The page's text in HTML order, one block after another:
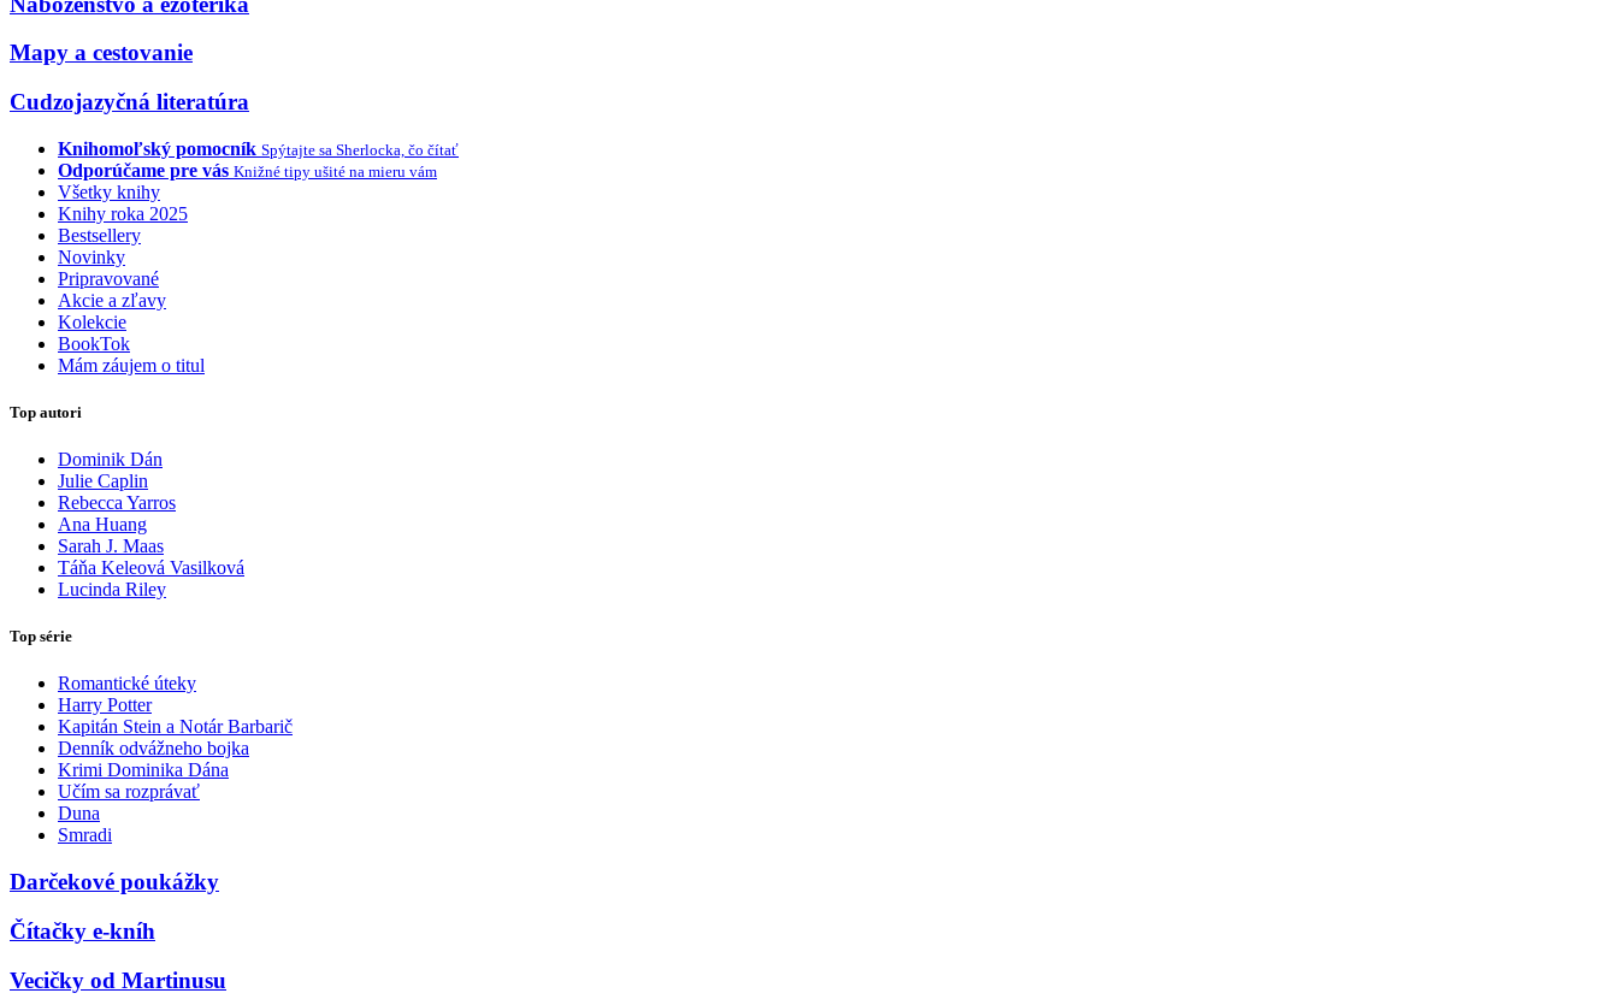
Mapy a cestovanie
Cudzojazyčná literatúra
Knihomoľský pomocník Spýtajte sa Sherlocka, čo čítať
Odporúčame pre vás Knižné tipy ušité na mieru vám
Všetky knihy
Knihy roka 2025
Bestsellery
Novinky
Pripravované
Akcie a zľavy
Kolekcie
BookTok
Mám záujem o titul
Top autori
Dominik Dán
Julie Caplin
Rebecca Yarros
Ana Huang
Sarah J. Maas
Táňa Keleová Vasilková
Lucinda Riley
Top série
Romantické úteky
Harry Potter
Kapitán Stein a Notár Barbarič
Denník odvážneho bojka
Krimi Dominika Dána
Učím sa rozprávať
Duna
Smradi
Darčekové poukážky
Čítačky e-kníh
Vecičky od Martinusu